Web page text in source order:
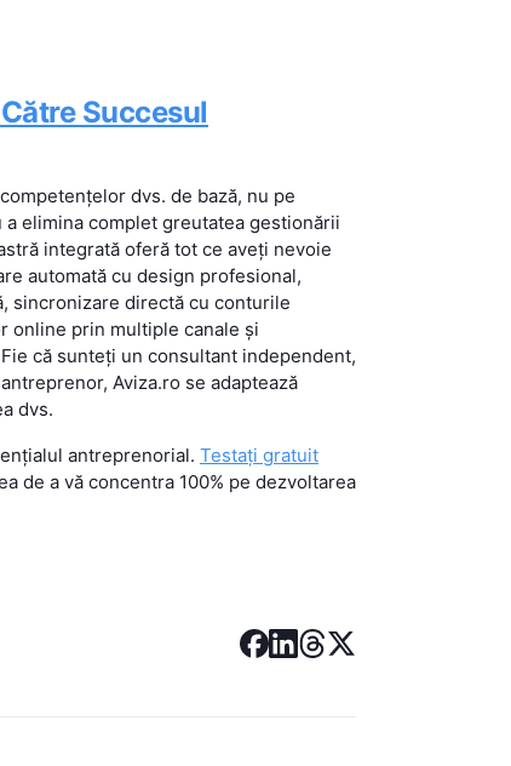
Succesul
dvs. de bază, nu pe
elimina complet greutatea gestionării
integrată oferă tot ce aveți nevoie
automată cu design profesional,
sincronizare directă cu conturile
online prin multiple canale și
că sunteți un consultant independent,
Aviza.ro se adaptează
dvs.
antreprenorial. Testați gratuit
de a vă concentra 100% pe dezvoltarea